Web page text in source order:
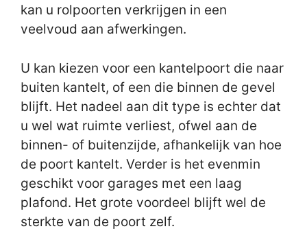
kan u rolpoorten verkrijgen in een
veelvoud aan afwerkingen.
U kan kiezen voor een kantelpoort die naar
buiten kantelt, of een die binnen de gevel
blijft. Het nadeel aan dit type is echter dat
u wel wat ruimte verliest, ofwel aan de
binnen- of buitenzijde, afhankelijk van hoe
de poort kantelt. Verder is het evenmin
geschikt voor garages met een laag
plafond. Het grote voordeel blijft wel de
sterkte van de poort zelf.